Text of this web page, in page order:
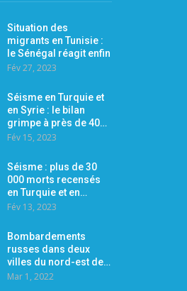
Situation des
migrants en Tunisie :
le Sénégal réagit enfin
Fév 27, 2023
Séisme en Turquie et
en Syrie : le bilan
grimpe à près de 40…
Fév 15, 2023
Séisme : plus de 30
000 morts recensés
en Turquie et en…
Fév 13, 2023
Bombardements
russes dans deux
villes du nord-est de…
Mar 1, 2022